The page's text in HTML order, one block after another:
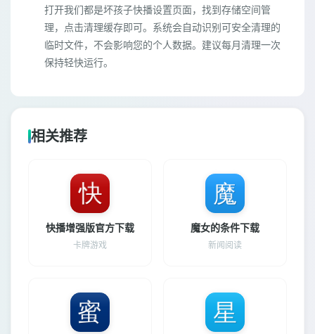
打开我们都是坏孩子快播设置页面，找到存储空间管
理，点击清理缓存即可。系统会自动识别可安全清理的
临时文件，不会影响您的个人数据。建议每月清理一次
保持轻快运行。
相关推荐
快播增强版官方下载
卡牌游戏
魔女的条件下载
新闻阅读